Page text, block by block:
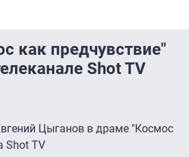
как предчувствие"
Shot TV
Цыганов в драме "Космос
Shot TV